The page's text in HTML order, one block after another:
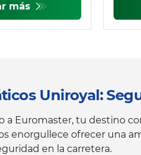
más
Uniroyal:
a Euromaster, tu destino
enorgullece ofrecer una
en la carretera.